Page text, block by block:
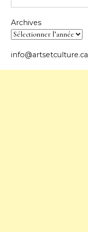
Archives
info@artsetculture.ca